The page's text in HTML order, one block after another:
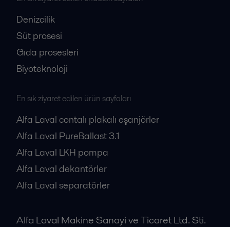
Denizcilik
Süt prosesi
Gıda prosesleri
Biyoteknoloji
En sık ziyaret edilen ürün sayfaları
Alfa Laval contalı plakalı eşanjörler
Alfa Laval PureBallast 3.1
Alfa Laval LKH pompa
Alfa Laval dekantörler
Alfa Laval separatörler
Alfa Laval Makine Sanayi ve Ticaret Ltd. Sti.